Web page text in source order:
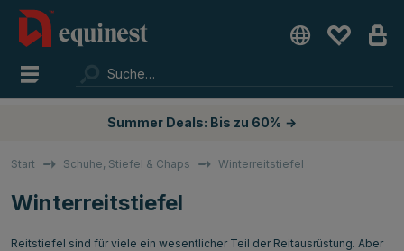
Summer Deals: Bis zu 60% →
Start Schuhe, Stiefel & Chaps Winterreitstiefel
Winterreitstiefel
Reitstiefel sind für viele ein wesentlicher Teil der Reitausrüstung. Aber